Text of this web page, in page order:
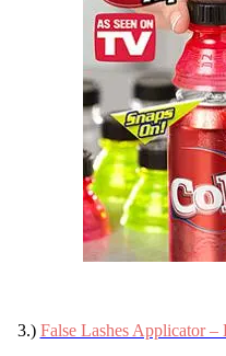
3.) False Lashes Applicator